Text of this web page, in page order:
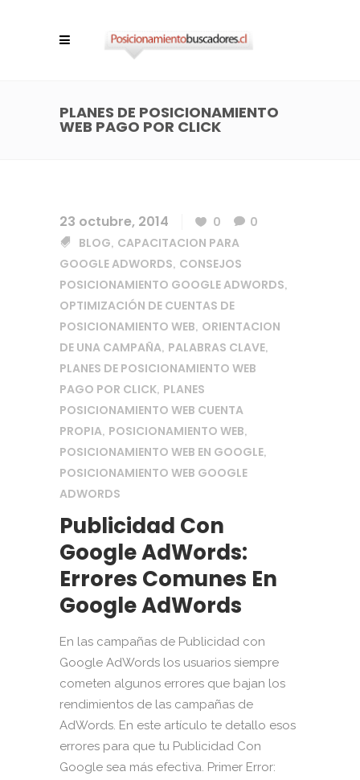
PLANES DE POSICIONAMIENTO
WEB PAGO POR CLICK
23 octubre, 2014 0
0
BLOG, CAPACITACION PARA
GOOGLE ADWORDS, CONSEJOS
POSICIONAMIENTO GOOGLE ADWORDS,
OPTIMIZACIÓN DE CUENTAS DE
POSICIONAMIENTO WEB, ORIENTACION
DE UNA CAMPAÑA, PALABRAS CLAVE,
PLANES DE POSICIONAMIENTO WEB
PAGO POR CLICK, PLANES
POSICIONAMIENTO WEB CUENTA
PROPIA, POSICIONAMIENTO WEB,
POSICIONAMIENTO WEB EN GOOGLE,
POSICIONAMIENTO WEB GOOGLE
ADWORDS
Publicidad Con
Google AdWords:
Errores Comunes En
Google AdWords
En las campañas de Publicidad con
Google AdWords los usuarios siempre
cometen algunos errores que bajan los
rendimientos de las campañas de
AdWords. En este artículo te detallo esos
errores para que tu Publicidad Con
Google sea más efectiva. Primer Error: